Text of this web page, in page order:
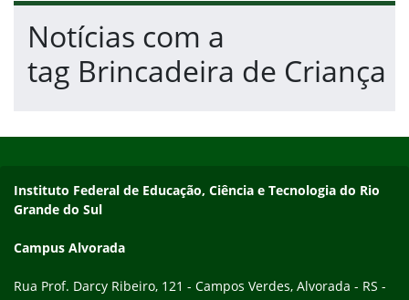
Fim da navegação
Início do conteúdo
Notícias com a
tag Brincadeira de Criança
Endereço
Instituto Federal de Educação, Ciência e Tecnologia do Rio
Grande do Sul
Campus Alvorada
Rua Prof. Darcy Ribeiro, 121 - Campos Verdes, Alvorada - RS -